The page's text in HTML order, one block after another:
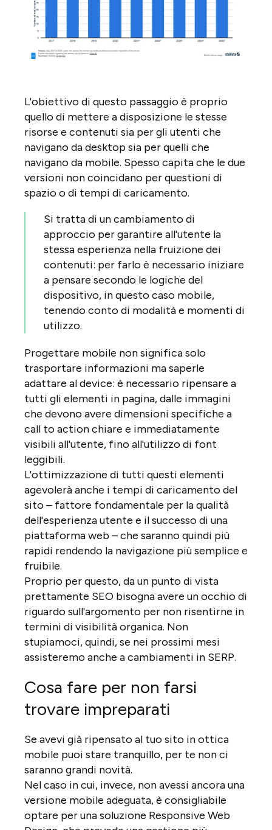
L'obiettivo di questo passaggio è proprio
quello di mettere a disposizione le stesse
risorse e contenuti sia per gli utenti che
navigano da desktop sia per quelli che
navigano da mobile. Spesso capita che le due
versioni non coincidano per questioni di
spazio o di tempi di caricamento.
Si tratta di un cambiamento di
approccio per garantire all'utente la
stessa esperienza nella fruizione dei
contenuti: per farlo è necessario iniziare
a pensare secondo le logiche del
dispositivo, in questo caso mobile,
tenendo conto di modalità e momenti di
utilizzo.
Progettare mobile non significa solo
trasportare informazioni ma saperle
adattare al device: è necessario ripensare a
tutti gli elementi in pagina, dalle immagini
che devono avere dimensioni specifiche a
call to action chiare e immediatamente
visibili all'utente, fino all'utilizzo di font
leggibili.
L'ottimizzazione di tutti questi elementi
agevolerà anche i tempi di caricamento del
sito – fattore fondamentale per la qualità
dell'esperienza utente e il successo di una
piattaforma web – che saranno quindi più
rapidi rendendo la navigazione più semplice e
fruibile.
Proprio per questo, da un punto di vista
prettamente SEO bisogna avere un occhio di
riguardo sull'argomento per non risentirne in
termini di visibilità organica. Non
stupiamoci, quindi, se nei prossimi mesi
assisteremo anche a cambiamenti in SERP.
Cosa fare per non farsi
trovare impreparati
Se avevi già ripensato al tuo sito in ottica
mobile puoi stare tranquillo, per te non ci
saranno grandi novità.
Nel caso in cui, invece, non avessi ancora una
versione mobile adeguata, è consigliabile
optare per una soluzione Responsive Web